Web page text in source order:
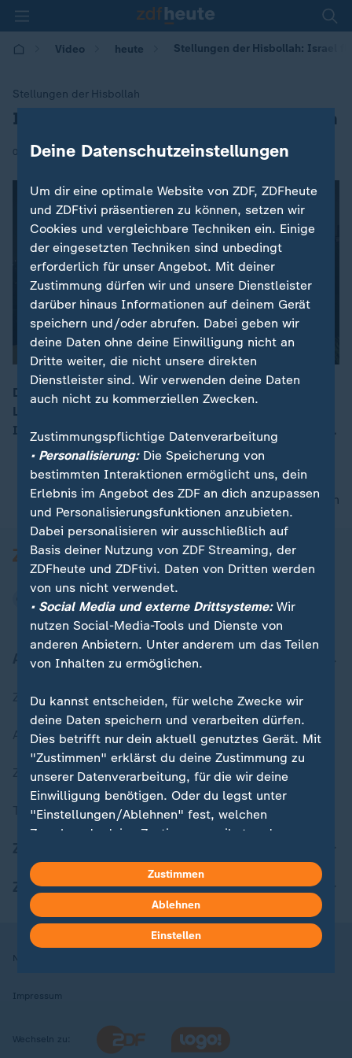
Video heute Stellungen der Hisbollah: Israel
Stellungen der Hisbollah
:
Israel fliegt weitere Angriffe auf Libanon
01.11.2024 | 07:24
Das israelische Militär hat den Libanon erneut aus der
Luft angegriffen. Betroffen war der Süden Beiruts, wo
Israel weitere Stellungen der Hisbollah-Miliz vermutet.
nach oben
Aktuell bei ZDFheute
Zuletzt veröffentlicht
Aktuelle Sendungs-Videos
ZDFheute Stories
Themen im Überblick
ZDFheute Apps
Nutzungsbedingungen
Impressum
Wechseln zu:
Deine Datenschutzeinstellungen
Um dir eine optimale Website von ZDF, ZDFheute
und ZDFtivi präsentieren zu können, setzen wir
Cookies und vergleichbare Techniken ein. Einige
der eingesetzten Techniken sind unbedingt
erforderlich für unser Angebot. Mit deiner
Zustimmung dürfen wir und unsere Dienstleister
darüber hinaus Informationen auf deinem Gerät
speichern und/oder abrufen. Dabei geben wir
deine Daten ohne deine Einwilligung nicht an
Dritte weiter, die nicht unsere direkten
Dienstleister sind. Wir verwenden deine Daten
auch nicht zu kommerziellen Zwecken.
Zustimmungspflichtige Datenverarbeitung
• Personalisierung:Die Speicherung von
bestimmten Interaktionen ermöglicht uns, dein
Erlebnis im Angebot des ZDF an dich anzupassen
und Personalisierungsfunktionen anzubieten.
Dabei personalisieren wir ausschließlich auf
Basis deiner Nutzung von ZDF Streaming, der
ZDFheute und ZDFtivi. Daten von Dritten werden
von uns nicht verwendet.
• Social Media und externe Drittsysteme:Wir
nutzen Social-Media-Tools und Dienste von
anderen Anbietern. Unter anderem um das Teilen
von Inhalten zu ermöglichen.
Du kannst entscheiden, für welche Zwecke wir
deine Daten speichern und verarbeiten dürfen.
Dies betrifft nur dein aktuell genutztes Gerät. Mit
"Zustimmen" erklärst du deine Zustimmung zu
unserer Datenverarbeitung, für die wir deine
Einwilligung benötigen. Oder du legst unter
"Einstellungen/Ablehnen" fest, welchen
Zwecken du deine Zustimmung gibst und
kannst du jederzeit mit Wirkung für die Zukunft
in deinen Einstellungen widerrufen oder ändern.
Hier findest du das Impressum.
Weitere Informationen findest du in unserer
Zustimmen
Ablehnen
Einstellen